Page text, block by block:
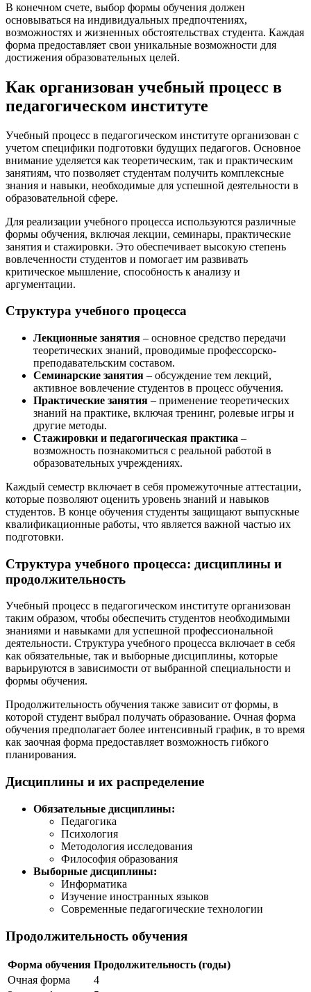
В конечном счете, выбор формы обучения должен
основываться на индивидуальных предпочтениях,
возможностях и жизненных обстоятельствах студента. Каждая
форма предоставляет свои уникальные возможности для
достижения образовательных целей.
Как организован учебный процесс в
педагогическом институте
Учебный процесс в педагогическом институте организован с
учетом специфики подготовки будущих педагогов. Основное
внимание уделяется как теоретическим, так и практическим
занятиям, что позволяет студентам получить комплексные
знания и навыки, необходимые для успешной деятельности в
образовательной сфере.
Для реализации учебного процесса используются различные
формы обучения, включая лекции, семинары, практические
занятия и стажировки. Это обеспечивает высокую степень
вовлеченности студентов и помогает им развивать
критическое мышление, способность к анализу и
аргументации.
Структура учебного процесса
Лекционные занятия – основное средство передачи
теоретических знаний, проводимые профессорско-
преподавательским составом.
Семинарские занятия – обсуждение тем лекций,
активное вовлечение студентов в процесс обучения.
Практические занятия – применение теоретических
знаний на практике, включая тренинг, ролевые игры и
другие методы.
Стажировки и педагогическая практика –
возможность познакомиться с реальной работой в
образовательных учреждениях.
Каждый семестр включает в себя промежуточные аттестации,
которые позволяют оценить уровень знаний и навыков
студентов. В конце обучения студенты защищают выпускные
квалификационные работы, что является важной частью их
подготовки.
Структура учебного процесса: дисциплины и
продолжительность
Учебный процесс в педагогическом институте организован
таким образом, чтобы обеспечить студентов необходимыми
знаниями и навыками для успешной профессиональной
деятельности. Структура учебного процесса включает в себя
как обязательные, так и выборные дисциплины, которые
варьируются в зависимости от выбранной специальности и
формы обучения.
Продолжительность обучения также зависит от формы, в
которой студент выбрал получать образование. Очная форма
обучения предполагает более интенсивный график, в то время
как заочная форма предоставляет возможность гибкого
планирования.
Дисциплины и их распределение
Обязательные дисциплины:
Педагогика
Психология
Методология исследования
Философия образования
Выборные дисциплины:
Информатика
Изучение иностранных языков
Современные педагогические технологии
Продолжительность обучения
Форма обучения Продолжительность (годы)
Очная форма
4